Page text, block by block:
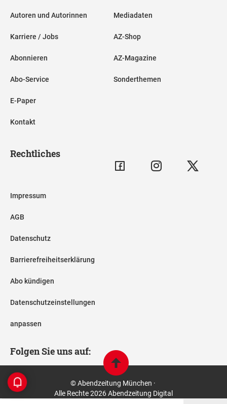
Autoren und Autorinnen
Karriere / Jobs
Abonnieren
Abo-Service
E-Paper
Kontakt
Mediadaten
AZ-Shop
AZ-Magazine
Sonderthemen
Rechtliches
Impressum
AGB
Datenschutz
Barrierefreiheitserklärung
Abo kündigen
Datenschutzeinstellungen
anpassen
Folgen Sie uns auf:
© Abendzeitung München ·
Alle Rechte 2026 Abendzeitung Digital